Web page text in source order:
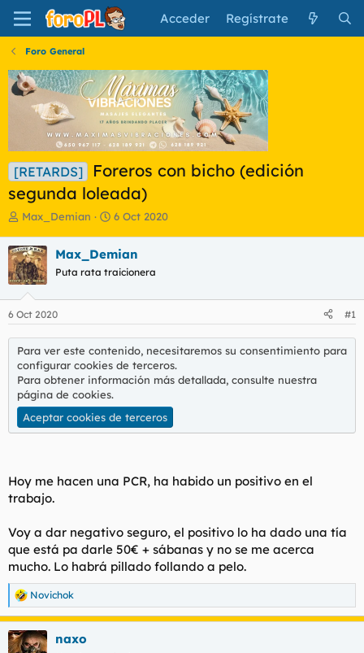
Acceder Regístrate
Foro General
[RETARDS]
Foreros con bicho (edición
segunda loleada)
I
i
c
i
a
d
o
d
e
l
t
e
m
a
Max_Demian
F
h
a
e
i
c
i
6 Oct 2020
Max_Demian
Puta rata traicionera
6 Oct 2020 #1
Para ver este contenido, necesitaremos su consentimiento para
configurar cookies de terceros.
Para obtener información más detallada, consulte nuestra
página de cookies.
Aceptar cookies de terceros
Hoy me hacen una PCR, ha habido un positivo en el
trabajo.
Voy a dar negativo seguro, el positivo lo ha dado una tía
que está pa darle 50€ + sábanas y no se me acerca
mucho. Lo habrá pillado follando a pelo.
R
e
a
c
Novichok
naxo